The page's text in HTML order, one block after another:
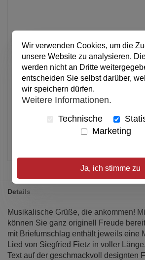
In den
Details
Musikalische Grüße, die ankommen!
können Sie ganz originell Freude
mit Briefumschlag enthält jeweils eine
Lied von Siegfried Fietz in voller
Text auf der geschmackvoll designten
Wir verwenden Cookies, um die
unsere Website zu analysieren.
werden nicht an Dritte
entscheiden Sie selbst darüber,
wir speichern dürfen.
Weitere Informationen.
Technische
Marketing
Ja, ich stimme zu